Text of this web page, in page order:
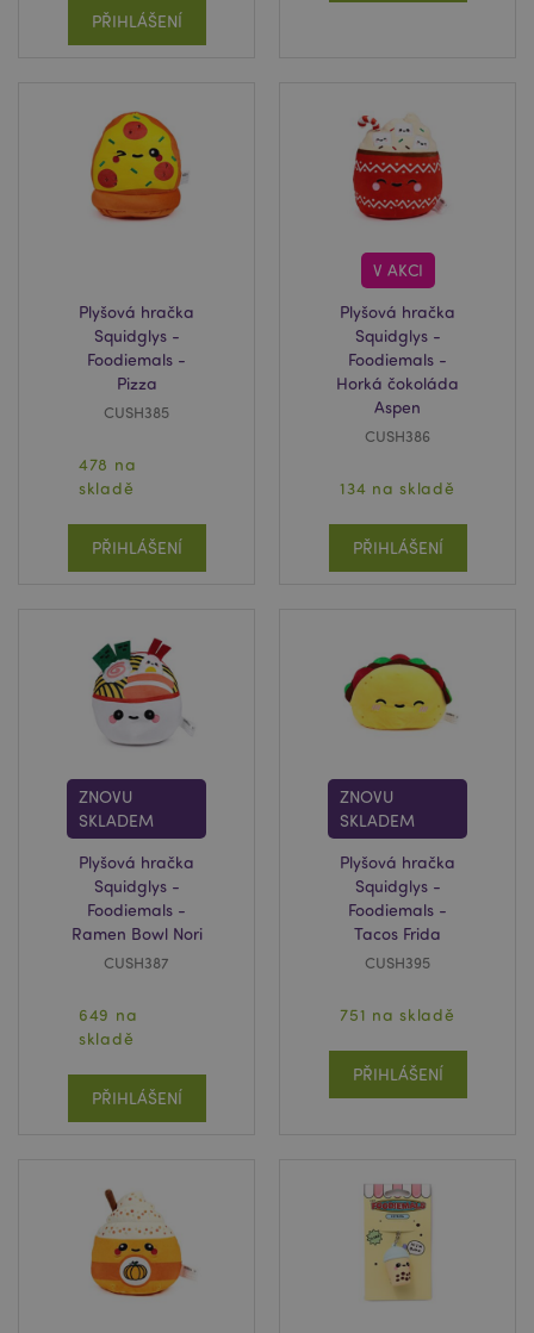
PŘIHLÁŠENÍ
Plyšová hračka
Squidglys -
Foodiemals -
Pizza
CUSH385
478 na
skladě
PŘIHLÁŠENÍ
V AKCI
Plyšová hračka
Squidglys -
Foodiemals -
Horká čokoláda
Aspen
CUSH386
134 na skladě
PŘIHLÁŠENÍ
ZNOVU
SKLADEM
Plyšová hračka
Squidglys -
Foodiemals -
Ramen Bowl Nori
CUSH387
649 na
skladě
PŘIHLÁŠENÍ
ZNOVU
SKLADEM
Plyšová hračka
Squidglys -
Foodiemals -
Tacos Frida
CUSH395
751 na skladě
PŘIHLÁŠENÍ
mage-cache-sessid
Adobe Inc.
www.puckator.cz
_GRECAPTCHA
Google LLC
www.google.com
mage-cache-storage-section-
invalidation
Adobe Inc.
www.puckator.cz
X-Magento-Vary
www.puckator.cz
Adobe Inc.